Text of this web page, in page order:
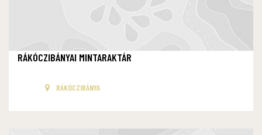
RÁKÓCZIBÁNYAI MINTARAKTÁR
RÁKÓCZIBÁNYA